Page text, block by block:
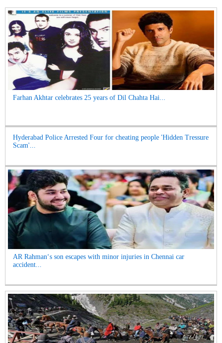
Farhan Akhtar celebrates 25 years of Dil Chahta Hai...
Hyderabad Police Arrested Four for cheating people 'Hidden Tressure
Scam'...
AR Rahman‘s son escapes with minor injuries in Chennai car
accident...